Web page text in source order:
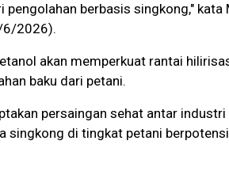
berbasis singkong," kata
6/2026).
akan memperkuat rantai
baku dari petani.
persaingan sehat antar industri
singkong di tingkat petani berpotensi